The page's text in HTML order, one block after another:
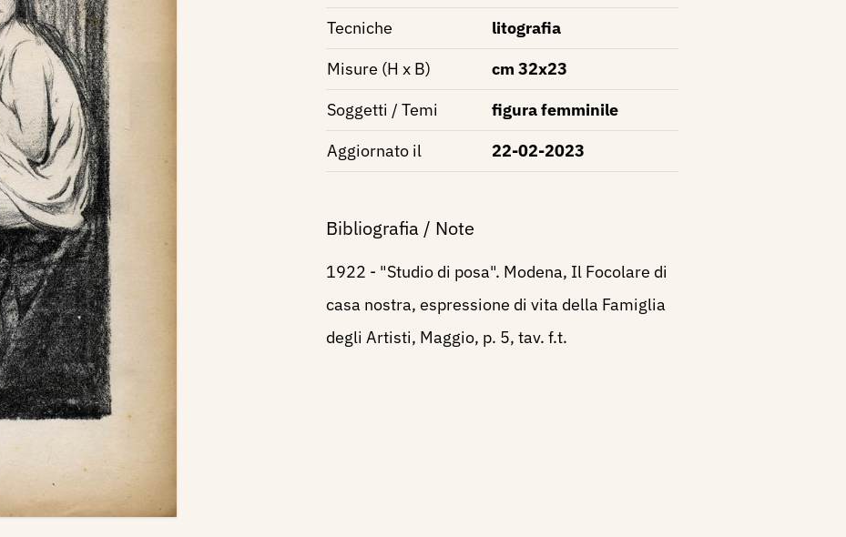
Tecniche
litografia
Misure (H x B)
cm 32x23
Soggetti / Temi
figura femminile
Aggiornato il
22-02-2023
Bibliografia / Note
1922 - "Studio di posa". Modena, Il Focolare di
casa nostra, espressione di vita della Famiglia
degli Artisti, Maggio, p. 5, tav. f.t.